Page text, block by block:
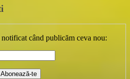
când publicăm ceva nou: